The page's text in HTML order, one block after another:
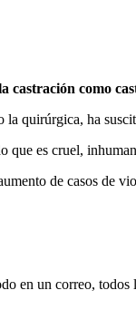
como
quirúrgica, ha
es cruel,
de casos de
en un correo, todos